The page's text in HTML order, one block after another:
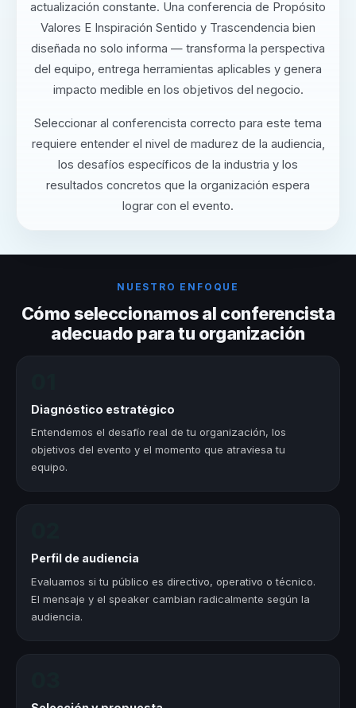
actualización constante. Una conferencia de Propósito
Valores E Inspiración Sentido y Trascendencia bien
diseñada no solo informa — transforma la perspectiva
del equipo, entrega herramientas aplicables y genera
impacto medible en los objetivos del negocio.
Seleccionar al conferencista correcto para este tema
requiere entender el nivel de madurez de la audiencia,
los desafíos específicos de la industria y los
resultados concretos que la organización espera
lograr con el evento.
NUESTRO ENFOQUE
Cómo seleccionamos al conferencista
adecuado para tu organización
Diagnóstico estratégico
Entendemos el desafío real de tu organización, los
objetivos del evento y el momento que atraviesa tu
equipo.
Perfil de audiencia
Evaluamos si tu público es directivo, operativo o técnico.
El mensaje y el speaker cambian radicalmente según la
audiencia.